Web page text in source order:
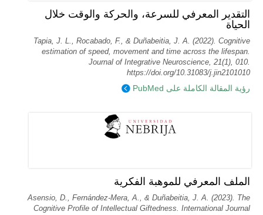
التقدير المعرفي للسرعة، والحركة والوقت خلال
الحياة
Tapia, J. L., Rocabado, F., & Duñabeitia, J. A. (2022). Cognitive
estimation of speed, movement and time across the lifespan.
Journal of Integrative Neuroscience, 21(1), 010.
https://doi.org/10.31083/j.jin2101010
رؤية المقالة الكاملة على PubMed
الملف المعرفي للموهبة الفكرية
Asensio, D., Fernández-Mera, A., & Duñabeitia, J. A. (2023). The
Cognitive Profile of Intellectual Giftedness. International Journal